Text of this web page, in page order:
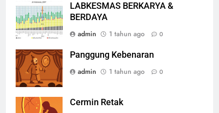
LABKESMAS BERKARYA &
BERDAYA
admin
1 tahun ago 0
Panggung Kebenaran
admin
1 tahun ago 0
Cermin Retak